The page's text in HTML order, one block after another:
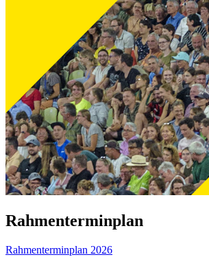
Rahmenterminplan
Rahmenterminplan 2026